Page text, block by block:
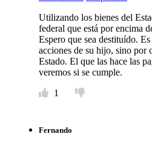
Utilizando los bienes del
federal que está por encima
Espero que sea destituído.
acciones de su hijo, sino por
Estado. El que las hace las
veremos si se cumple.
1
Fernando